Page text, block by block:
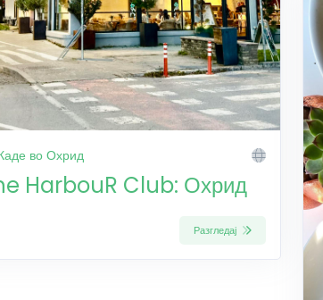
во Охрид
HarbouR Club: Охрид
Разгледај